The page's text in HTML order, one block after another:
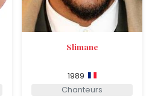
Slimane
1989
Chanteurs